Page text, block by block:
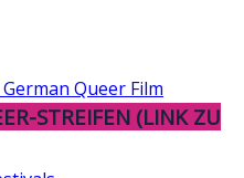
STREIFEN (LINK ZU